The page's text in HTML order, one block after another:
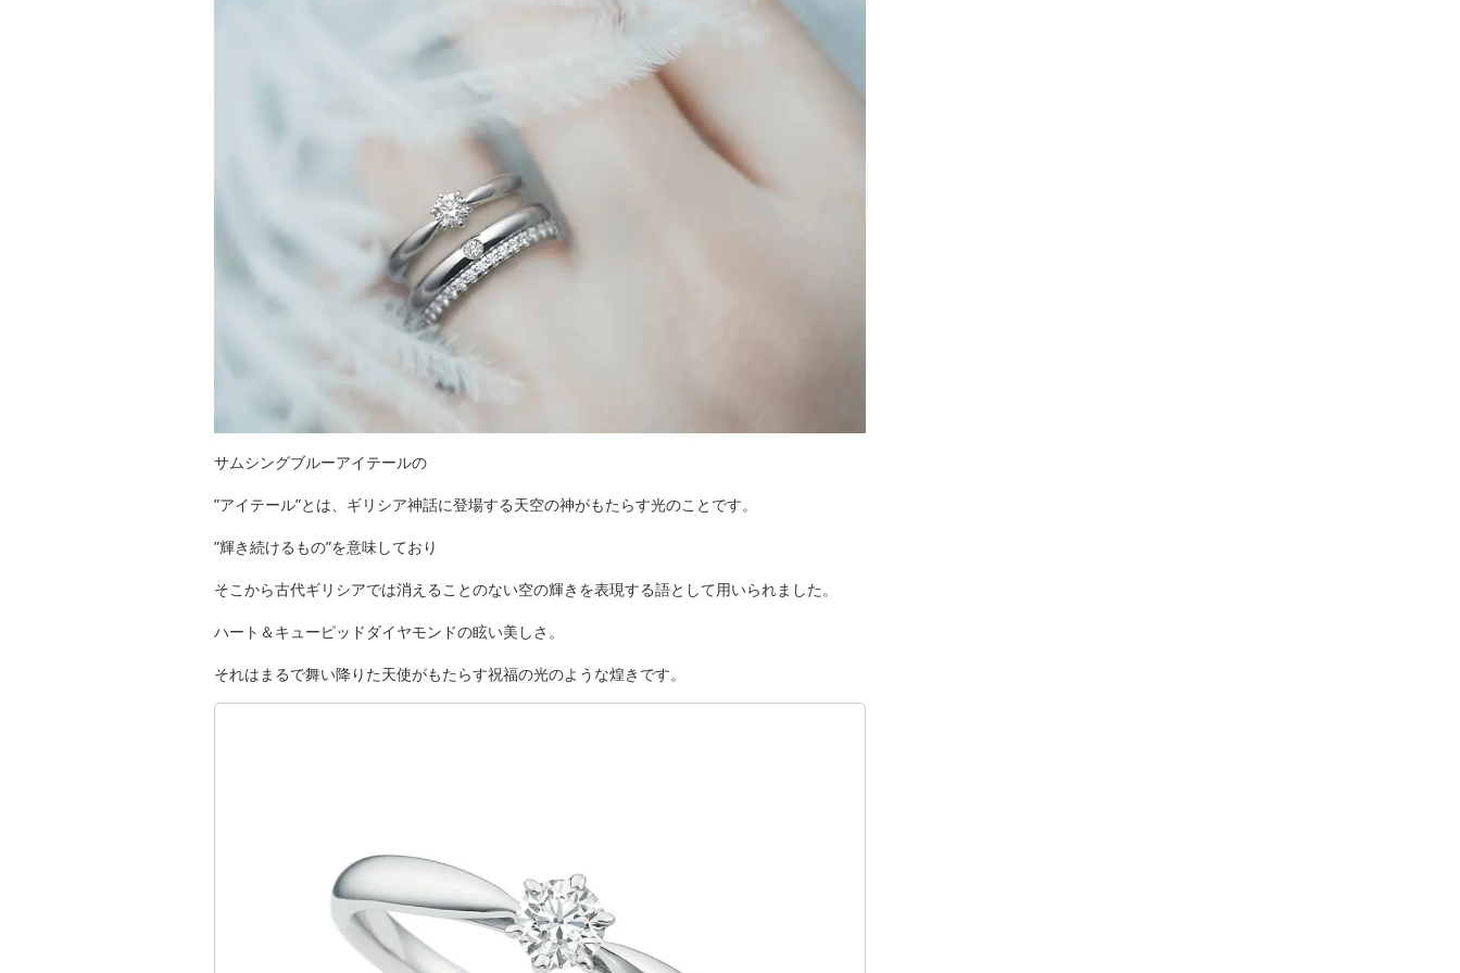
サムシングブルーアイテールの
”アイテール”とは、ギリシア神話に登場する天空の神がもたらす光のことです。
”輝き続けるもの”を意味しており
そこから古代ギリシアでは消えることのない空の輝きを表現する語として用いられました。
ハート＆キューピッドダイヤモンドの眩い美しさ。
それはまるで舞い降りた天使がもたらす祝福の光のような煌きです。